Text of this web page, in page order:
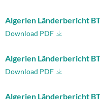
Algerien Länderbericht
Download PDF
Algerien Länderbericht
Download PDF
Algerien Länderbericht